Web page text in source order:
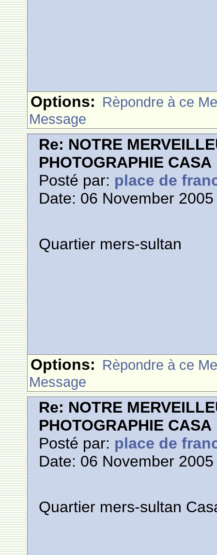
Options: Rèpondre à ce
Message
Re: NOTRE
PHOTOGRAPHIE CASA
Posté par: place de
Date: 06 November
Quartier mers-sultan
Options: Rèpondre à ce
Message
Re: NOTRE
PHOTOGRAPHIE CASA
Posté par: place de
Date: 06 November
Quartier mers-sultan